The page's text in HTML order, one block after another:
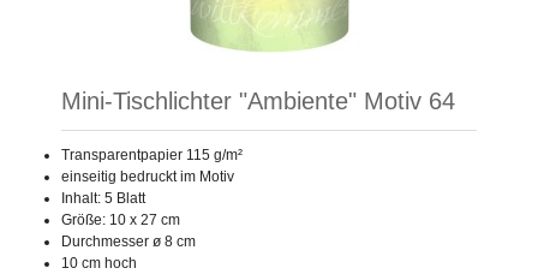
Mini-Tischlichter "Ambiente" Motiv 64
Transparentpapier 115 g/m²
einseitig bedruckt im Motiv
Inhalt: 5 Blatt
Größe: 10 x 27 cm
Durchmesser ø 8 cm
10 cm hoch